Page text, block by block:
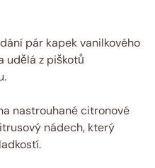
pár kapek vanilkového
udělá z piškotů
nastrouhané citronové
nádech, který